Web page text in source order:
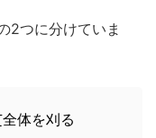
2つに分けていま
体を刈る